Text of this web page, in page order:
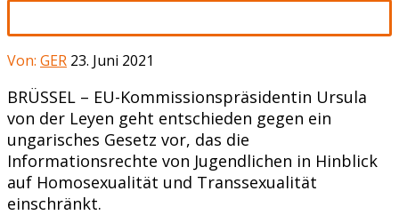
Von: GER 23. Juni 2021
BRÜSSEL – EU-Kommissionspräsidentin Ursula
von der Leyen geht entschieden gegen ein
ungarisches Gesetz vor, das die
Informationsrechte von Jugendlichen in Hinblick
auf Homosexualität und Transsexualität
einschränkt.